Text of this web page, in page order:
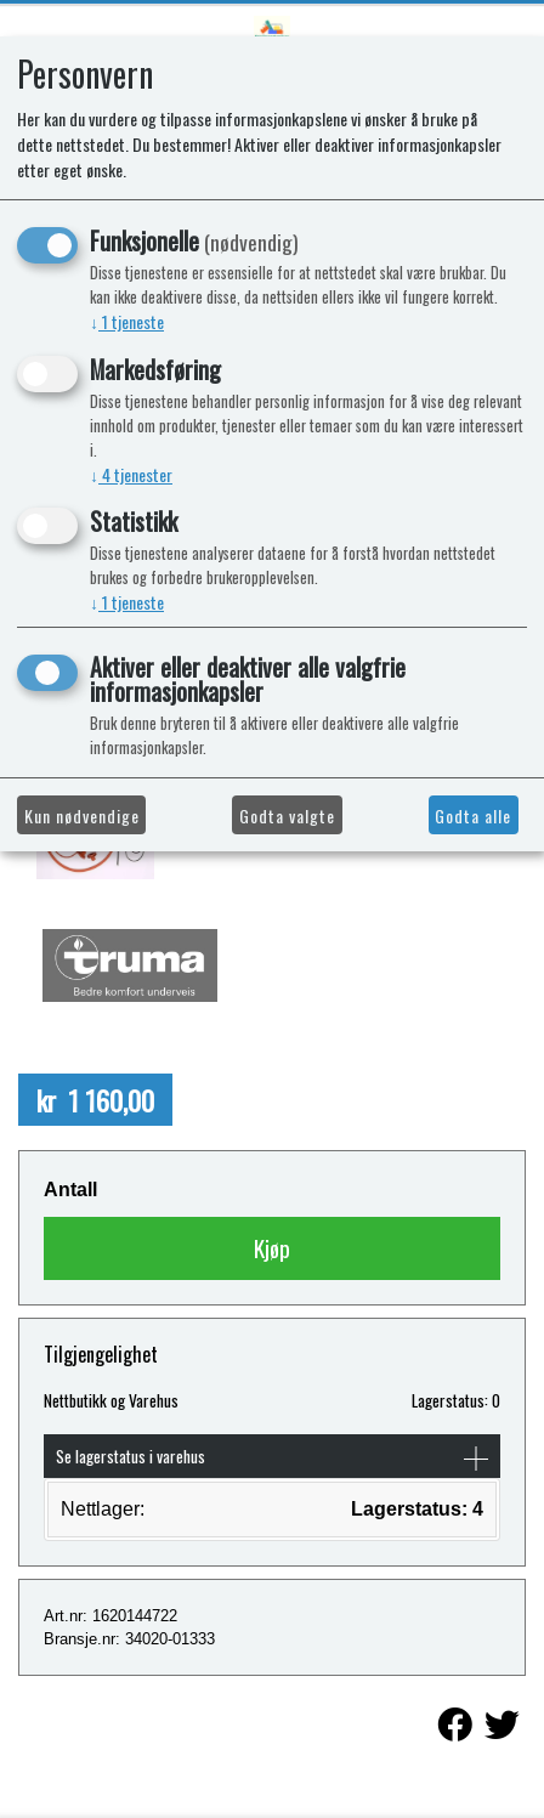
Pakning sett Combi 4/6 Diesel
Nyhet
kr 1 160,00
Antall
Kjøp
Tilgjengelighet
Nettbutikk og Varehus Lagerstatus: 0
Se lagerstatus i varehus
Nettlager: Lagerstatus: 4
Art.nr: 1620144722
Bransje.nr: 34020-01333
Personvern
Her kan du vurdere og tilpasse informasjonkapslene vi ønsker å bruke på
dette nettstedet. Du bestemmer! Aktiver eller deaktiver informasjonkapsler
etter eget ønske.
Funksjonelle(nødvendig)
Disse tjenestene er essensielle for at nettstedet skal være brukbar. Du
kan ikke deaktivere disse, da nettsiden ellers ikke vil fungere korrekt.
↓ 1tjeneste
Markedsføring
Disse tjenestene behandler personlig informasjon for å vise deg relevant
innhold om produkter, tjenester eller temaer som du kan være interessert
i.
↓ 4tjenester
Statistikk
Disse tjenestene analyserer dataene for å forstå hvordan nettstedet
brukes og forbedre brukeropplevelsen.
↓ 1tjeneste
Aktiver eller deaktiver alle valgfrie
informasjonkapsler
Bruk denne bryteren til å aktivere eller deaktivere alle valgfrie
informasjonkapsler.
Kun nødvendige Godta valgte Godta alle